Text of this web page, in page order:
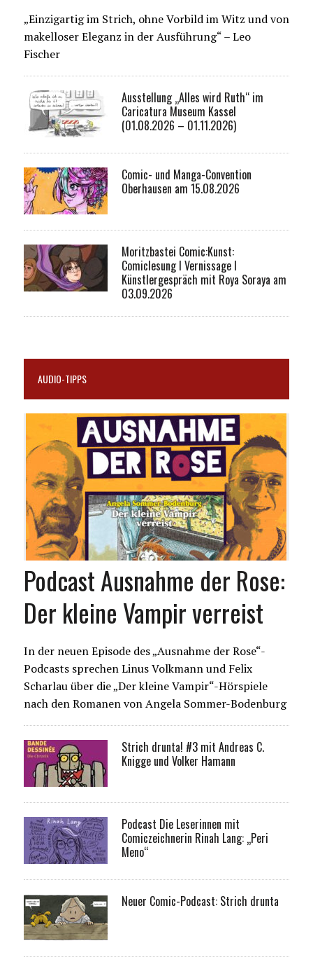
„Einzigartig im Strich, ohne Vorbild im Witz und von
makelloser Eleganz in der Ausführung“ – Leo
Fischer
Ausstellung „Alles wird Ruth“ im
Caricatura Museum Kassel
(01.08.2026 – 01.11.2026)
Comic- und Manga-Convention
Oberhausen am 15.08.2026
Moritzbastei Comic:Kunst:
Comiclesung I Vernissage I
Künstlergespräch mit Roya Soraya am
03.09.2026
AUDIO-TIPPS
Podcast Ausnahme der Rose:
Der kleine Vampir verreist
In der neuen Episode des „Ausnahme der Rose“-
Podcasts sprechen Linus Volkmann und Felix
Scharlau über die „Der kleine Vampir“-Hörspiele
nach den Romanen von Angela Sommer-Bodenburg
Strich drunta! #3 mit Andreas C.
Knigge und Volker Hamann
Podcast Die Leserinnen mit
Comiczeichnerin Rinah Lang: „Peri
Meno“
Neuer Comic-Podcast: Strich drunta